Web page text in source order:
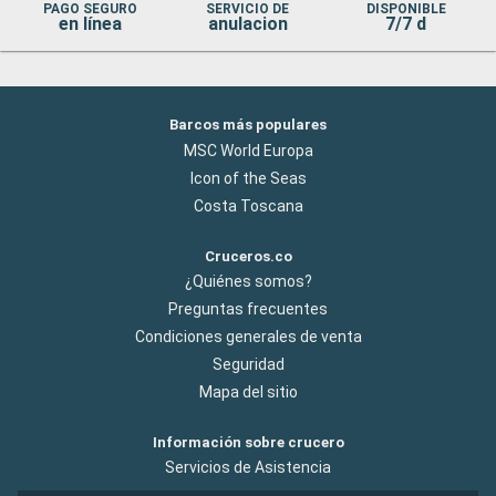
PAGO SEGURO
en línea
SERVICIO DE
anulacion
DISPONIBLE
7/7 d
Barcos más populares
MSC World Europa
Icon of the Seas
Costa Toscana
Cruceros.co
¿Quiénes somos?
Preguntas frecuentes
Condiciones generales de venta
Seguridad
Mapa del sitio
Información sobre crucero
Servicios de Asistencia